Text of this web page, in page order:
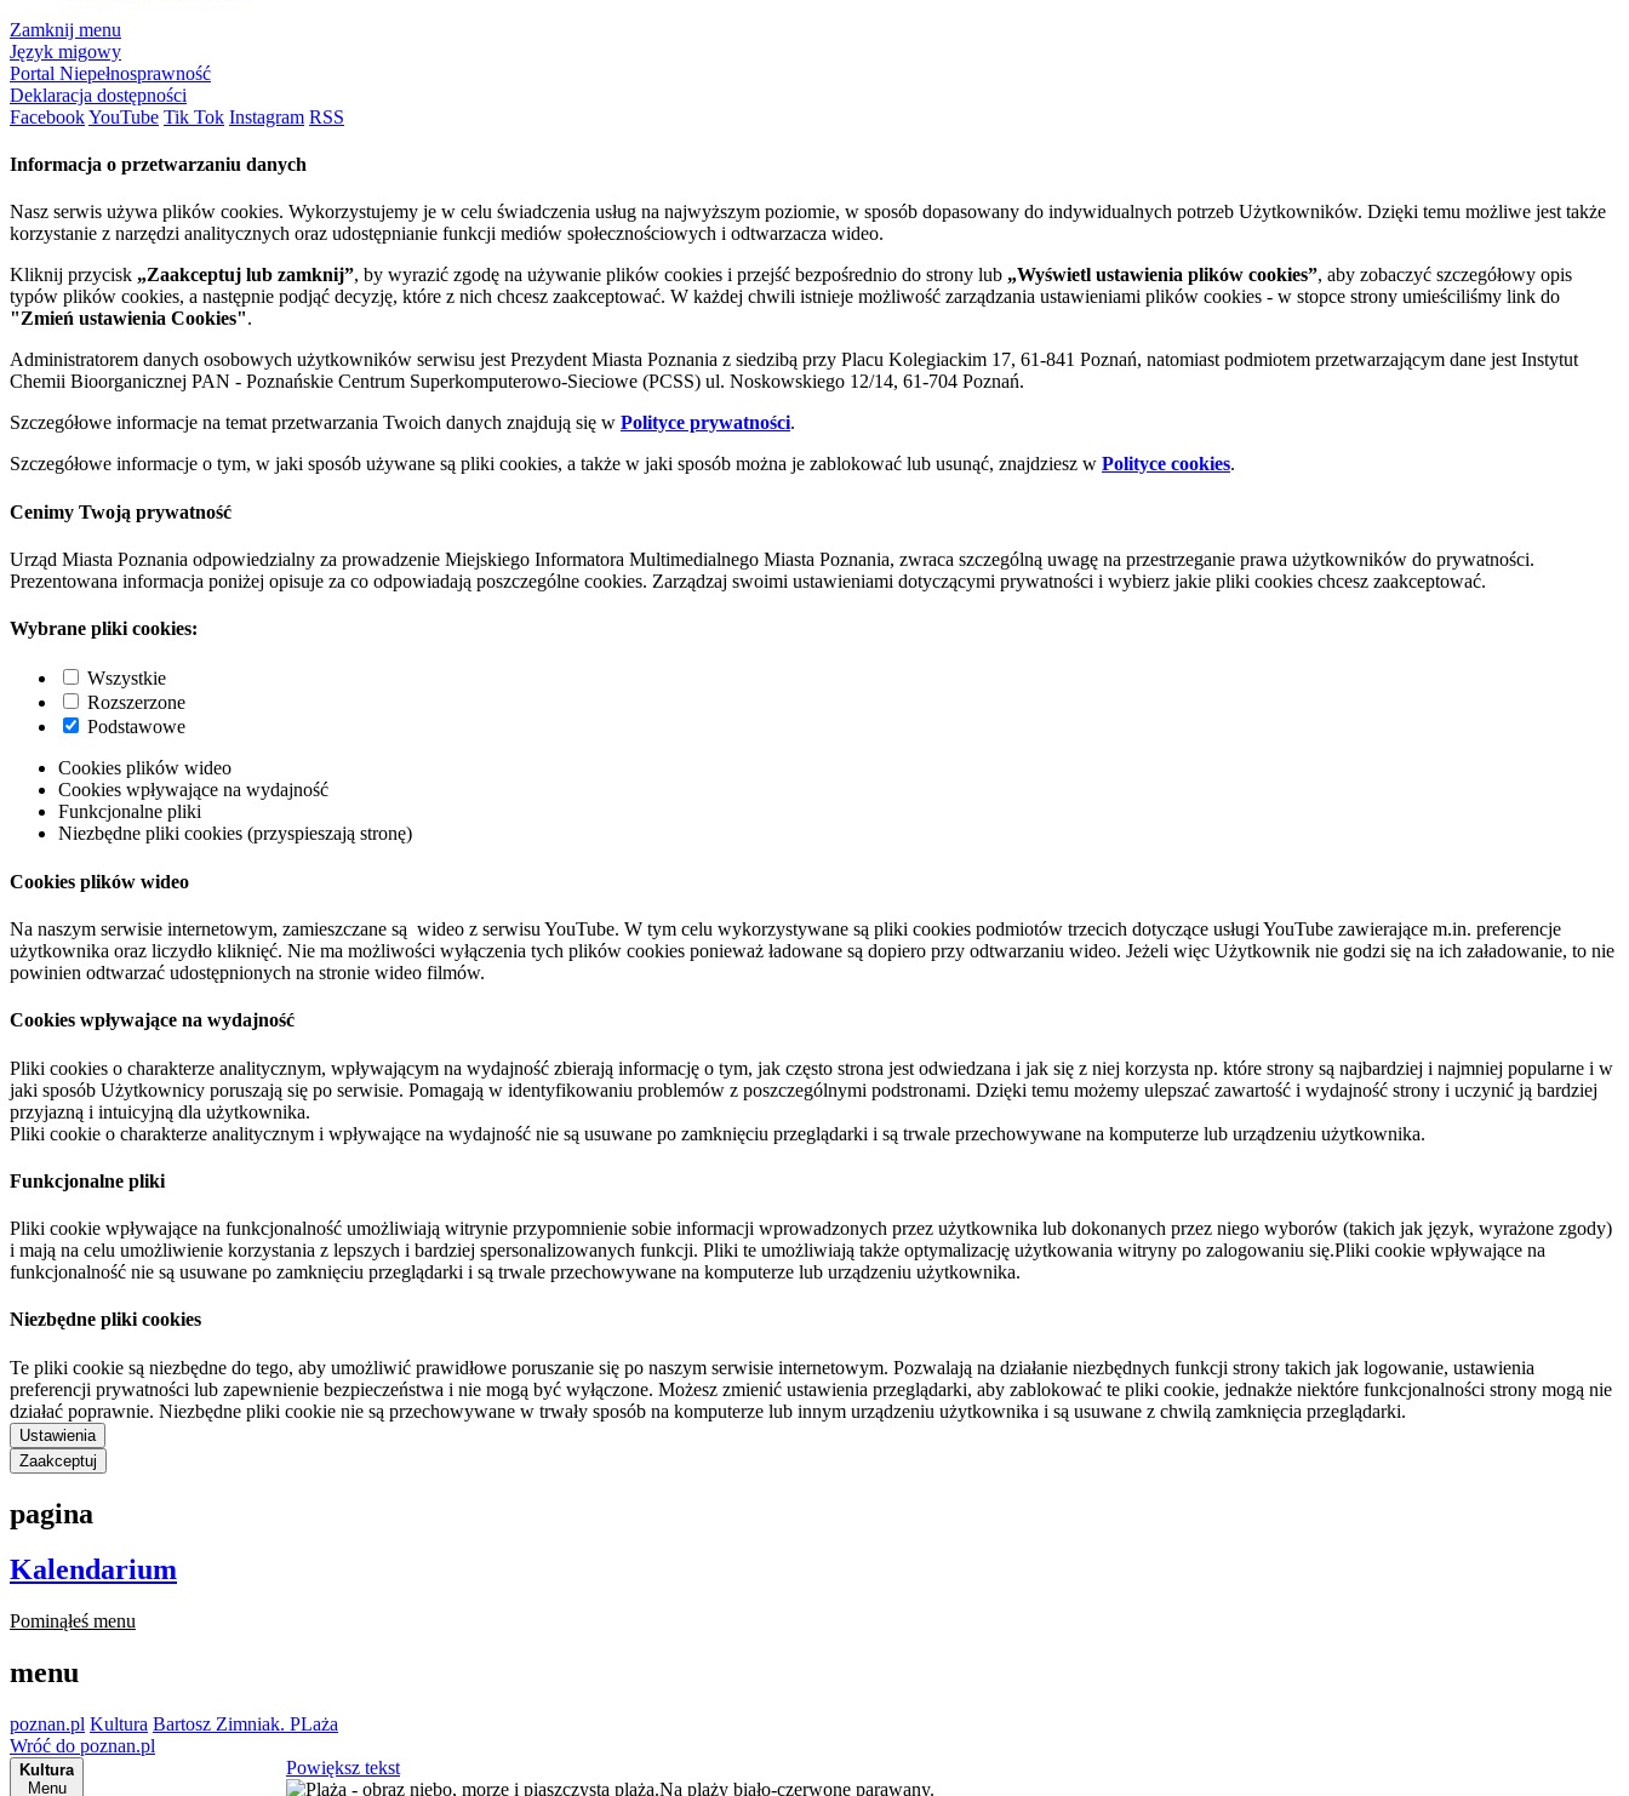
Zamknij menu
Język migowy
Portal Niepełnosprawność
Deklaracja dostępności
FacebookYouTube Tik Tok Instagram RSS
Informacja o przetwarzaniu danych
Nasz serwis używa plików cookies. Wykorzystujemy je w celu świadczenia usług na najwyższym poziomie, w sposób dopasowany do indywidualnych potrzeb Użytkowników. Dzięki temu możliwe jest także
korzystanie z narzędzi analitycznych oraz udostępnianie funkcji mediów społecznościowych i odtwarzacza wideo.
Kliknij przycisk „Zaakceptuj lub zamknij”, by wyrazić zgodę na używanie plików cookies i przejść bezpośrednio do strony lub „Wyświetl ustawienia plików cookies”, aby zobaczyć szczegółowy opis
typów plików cookies, a następnie podjąć decyzję, które z nich chcesz zaakceptować. W każdej chwili istnieje możliwość zarządzania ustawieniami plików cookies - w stopce strony umieściliśmy link do
"Zmień ustawienia Cookies".
Administratorem danych osobowych użytkowników serwisu jest Prezydent Miasta Poznania z siedzibą przy Placu Kolegiackim 17, 61-841 Poznań, natomiast podmiotem przetwarzającym dane jest Instytut
Chemii Bioorganicznej PAN - Poznańskie Centrum Superkomputerowo-Sieciowe (PCSS) ul. Noskowskiego 12/14, 61-704 Poznań.
Szczegółowe informacje na temat przetwarzania Twoich danych znajdują się w Polityce prywatności.
Szczegółowe informacje o tym, w jaki sposób używane są pliki cookies, a także w jaki sposób można je zablokować lub usunąć, znajdziesz w Polityce cookies.
Cenimy Twoją prywatność
Urząd Miasta Poznania odpowiedzialny za prowadzenie Miejskiego Informatora Multimedialnego Miasta Poznania, zwraca szczególną uwagę na przestrzeganie prawa użytkowników do prywatności.
Prezentowana informacja poniżej opisuje za co odpowiadają poszczególne cookies. Zarządzaj swoimi ustawieniami dotyczącymi prywatności i wybierz jakie pliki cookies chcesz zaakceptować.
Wybrane pliki cookies:
Wszystkie
Rozszerzone
Podstawowe
Cookies plików wideo
Cookies wpływające na wydajność
Funkcjonalne pliki
Niezbędne pliki cookies (przyspieszają stronę)
Cookies plików wideo
Na naszym serwisie internetowym, zamieszczane są wideo z serwisu YouTube. W tym celu wykorzystywane są pliki cookies podmiotów trzecich dotyczące usługi YouTube zawierające m.in. preferencje
użytkownika oraz liczydło kliknięć. Nie ma możliwości wyłączenia tych plików cookies ponieważ ładowane są dopiero przy odtwarzaniu wideo. Jeżeli więc Użytkownik nie godzi się na ich załadowanie, to nie
powinien odtwarzać udostępnionych na stronie wideo filmów.
Cookies wpływające na wydajność
Pliki cookies o charakterze analitycznym, wpływającym na wydajność zbierają informację o tym, jak często strona jest odwiedzana i jak się z niej korzysta np. które strony są najbardziej i najmniej popularne i w
jaki sposób Użytkownicy poruszają się po serwisie. Pomagają w identyfikowaniu problemów z poszczególnymi podstronami. Dzięki temu możemy ulepszać zawartość i wydajność strony i uczynić ją bardziej
przyjazną i intuicyjną dla użytkownika.
Pliki cookie o charakterze analitycznym i wpływające na wydajność nie są usuwane po zamknięciu przeglądarki i są trwale przechowywane na komputerze lub urządzeniu użytkownika.
Funkcjonalne pliki
Pliki cookie wpływające na funkcjonalność umożliwiają witrynie przypomnienie sobie informacji wprowadzonych przez użytkownika lub dokonanych przez niego wyborów (takich jak język, wyrażone zgody)
i mają na celu umożliwienie korzystania z lepszych i bardziej spersonalizowanych funkcji. Pliki te umożliwiają także optymalizację użytkowania witryny po zalogowaniu się.Pliki cookie wpływające na
funkcjonalność nie są usuwane po zamknięciu przeglądarki i są trwale przechowywane na komputerze lub urządzeniu użytkownika.
Niezbędne pliki cookies
Te pliki cookie są niezbędne do tego, aby umożliwić prawidłowe poruszanie się po naszym serwisie internetowym. Pozwalają na działanie niezbędnych funkcji strony takich jak logowanie, ustawienia
preferencji prywatności lub zapewnienie bezpieczeństwa i nie mogą być wyłączone. Możesz zmienić ustawienia przeglądarki, aby zablokować te pliki cookie, jednakże niektóre funkcjonalności strony mogą nie
działać poprawnie. Niezbędne pliki cookie nie są przechowywane w trwały sposób na komputerze lub innym urządzeniu użytkownika i są usuwane z chwilą zamknięcia przeglądarki.
Ustawienia
Zaakceptuj
pagina
Kalendarium
Pominąłeś menu
menu
poznan.pl Kultura Bartosz Zimniak. PLaża
Wróć do poznan.pl
Kultura
Menu
Powiększ tekst